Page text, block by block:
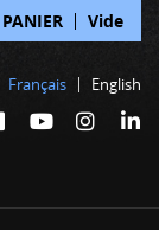
Français
English
PANIER Vide